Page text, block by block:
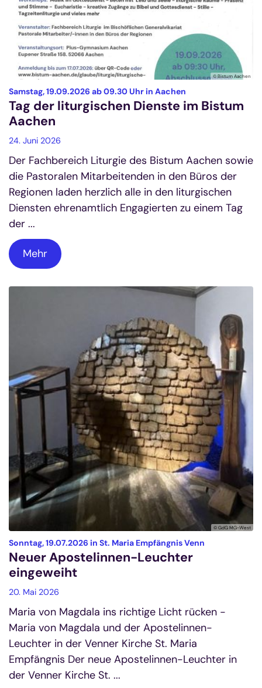
© Bistum Aachen
Samstag, 19.09.2026 ab 09.30 Uhr in Aachen
Tag der liturgischen Dienste im Bistum
Aachen
24. Juni 2026
Der Fachbereich Liturgie des Bistum Aachen sowie
die Pastoralen Mitarbeitenden in den Büros der
Regionen laden herzlich alle in den liturgischen
Diensten ehrenamtlich Engagierten zu einem Tag
der ...
Mehr
© GdG MG-West
Sonntag, 19.07.2026 in St. Maria Empfängnis Venn
Neuer Apostelinnen-Leuchter
eingeweiht
20. Mai 2026
Maria von Magdala ins richtige Licht rücken -
Maria von Magdala und der Apostelinnen-
Leuchter in der Venner Kirche St. Maria
Empfängnis Der neue Apostelinnen-Leuchter in
der Venner Kirche St. ...